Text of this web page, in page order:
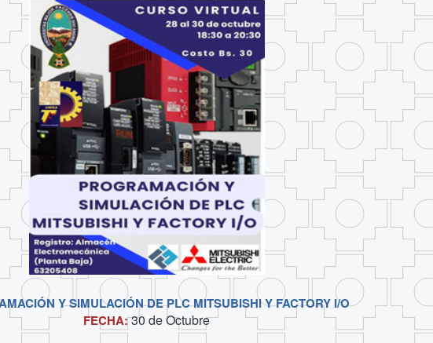
Y SIMULACIÓN DE PLC MITSUBISHI Y FACTORY I/O
FECHA:30 deOctubre